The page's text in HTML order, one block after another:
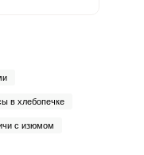
в хлебопечке
с изюмом